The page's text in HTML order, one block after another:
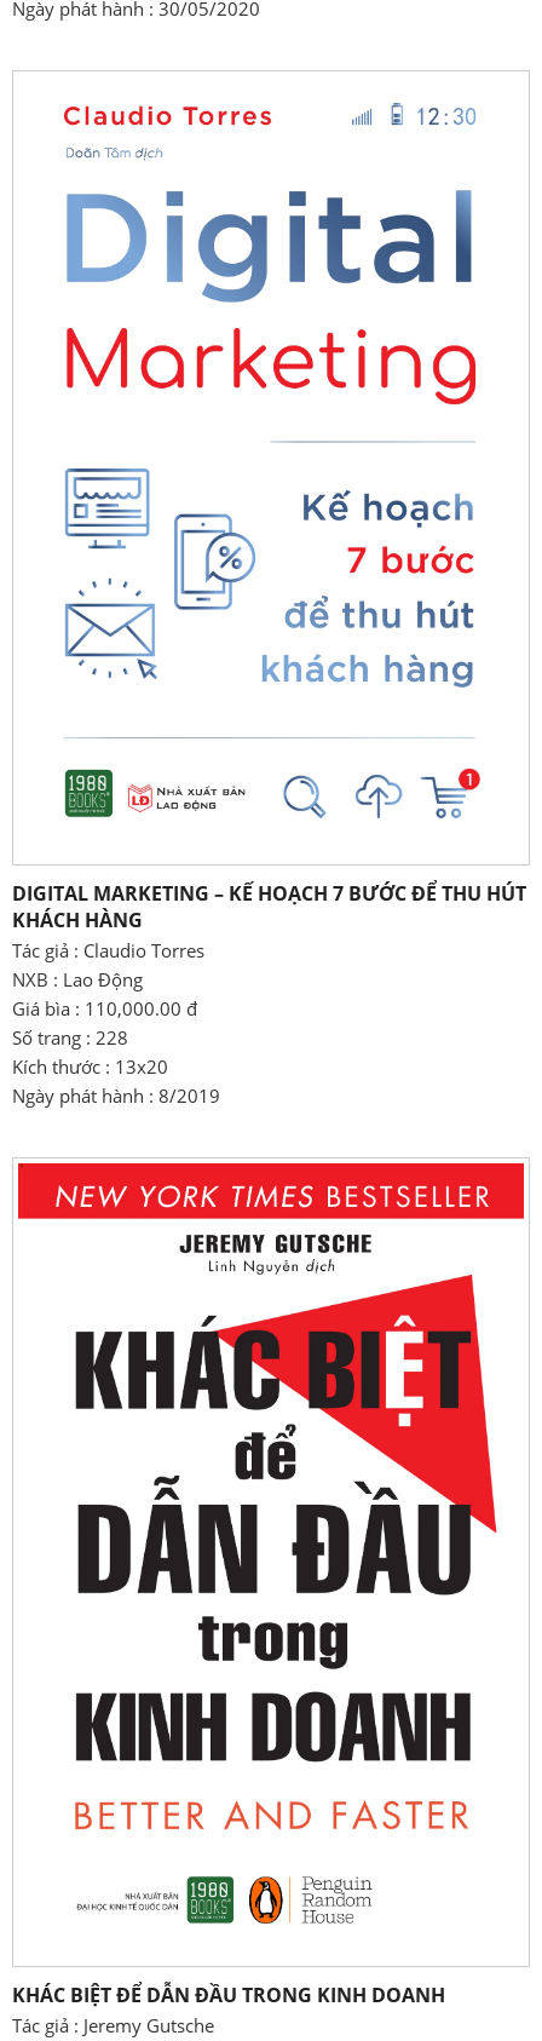
Ngày phát hành : 30/05/2020
DIGITAL MARKETING – KẾ HOẠCH 7 BƯỚC ĐỂ THU HÚT
KHÁCH HÀNG
Tác giả : Claudio Torres
NXB : Lao Động
Giá bìa : 110,000.00 đ
Số trang : 228
Kích thước : 13x20
Ngày phát hành : 8/2019
KHÁC BIỆT ĐỂ DẪN ĐẦU TRONG KINH DOANH
Tác giả : Jeremy Gutsche